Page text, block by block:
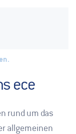
ece
rund um das
allgemeinen